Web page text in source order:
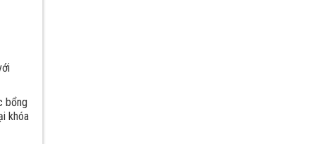
bổng
khóa